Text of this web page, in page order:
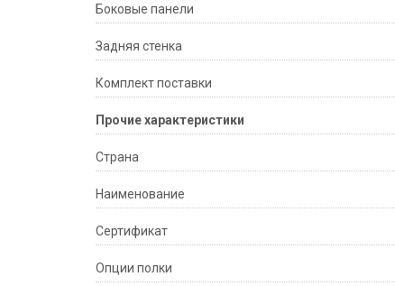
Боковые панели
Задняя стенка
Комплект поставки
Прочие характеристики
Страна
Наименование
Сертификат
Опции полки